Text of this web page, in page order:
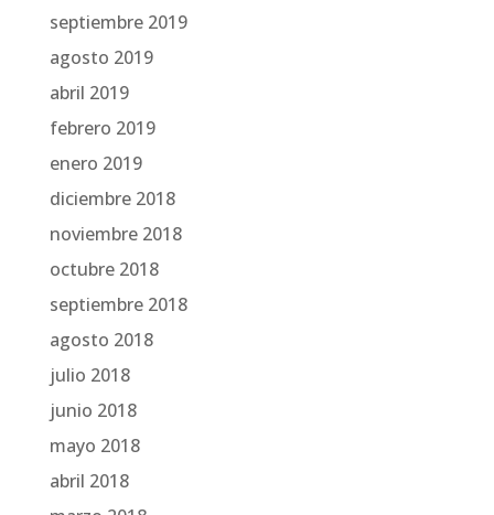
septiembre 2019
agosto 2019
abril 2019
febrero 2019
enero 2019
diciembre 2018
noviembre 2018
octubre 2018
septiembre 2018
agosto 2018
julio 2018
junio 2018
mayo 2018
abril 2018